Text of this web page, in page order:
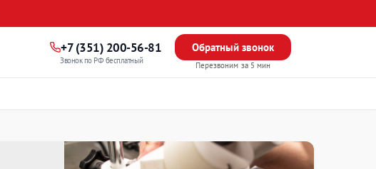
+7 (351) 200-56-81
Звонок по РФ бесплатный
Обратный звонок
Перезвоним за 5 мин